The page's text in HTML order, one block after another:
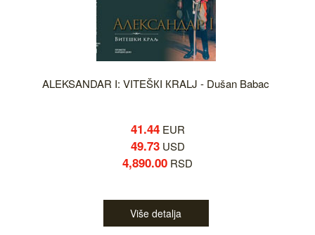
ALEKSANDAR I: VITEŠКI КRALJ - Dušan Babac
41.44EUR
49.73USD
4,890.00 RSD
Više detalja